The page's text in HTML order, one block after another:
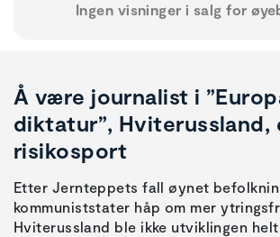
Ingen visninger i salg for
Å være journalist i
diktatur”, Hviterussland,
risikosport
Etter Jernteppets fall øynet
kommuniststater håp om mer
Hviterussland ble ikke utviklingen